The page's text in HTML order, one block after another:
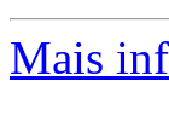
Mais